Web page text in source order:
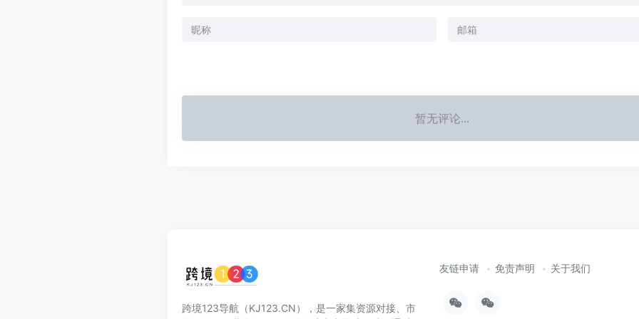
暂无评论...
跨境123导航（KJ123.CN），是一家集资源对接、市
友链申请 免责声明 关于我们